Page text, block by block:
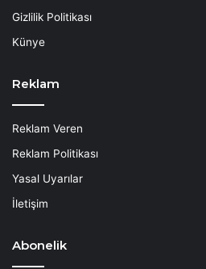
Gizlilik Politikası
Künye
Reklam
Reklam Veren
Reklam Politikası
Yasal Uyarılar
İletişim
Abonelik